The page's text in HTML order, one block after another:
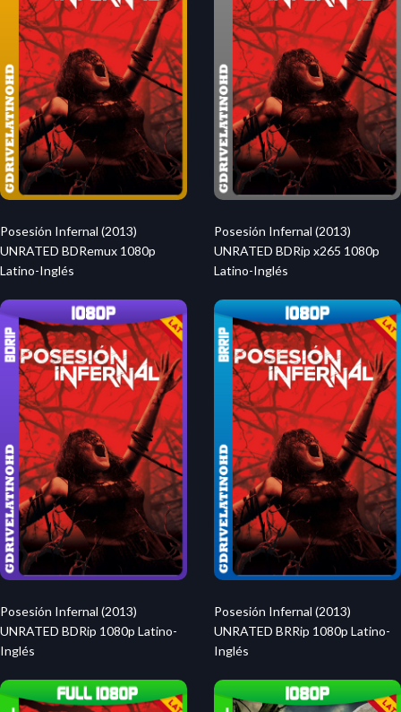
Posesión Infernal (2013)
UNRATED BDRemux 1080p
Latino-Inglés
Posesión Infernal (2013)
UNRATED BDRip x265 1080p
Latino-Inglés
Posesión Infernal (2013)
UNRATED BDRip 1080p Latino-
Inglés
Posesión Infernal (2013)
UNRATED BRRip 1080p Latino-
Inglés